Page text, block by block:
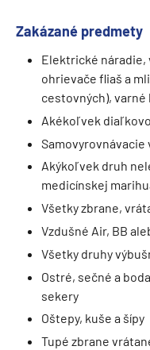
Zakázané predmety
Elektrické náradie,
ohrievače fliaš a
cestovných), varné
Akékoľvek
Samovyrovnávacie
Akýkoľvek druh
medicínskej
Všetky zbrane,
Vzdušné Air, BB
Všetky druhy
Ostré, sečné a
sekery
Oštepy, kuše a šípy
Tupé zbrane